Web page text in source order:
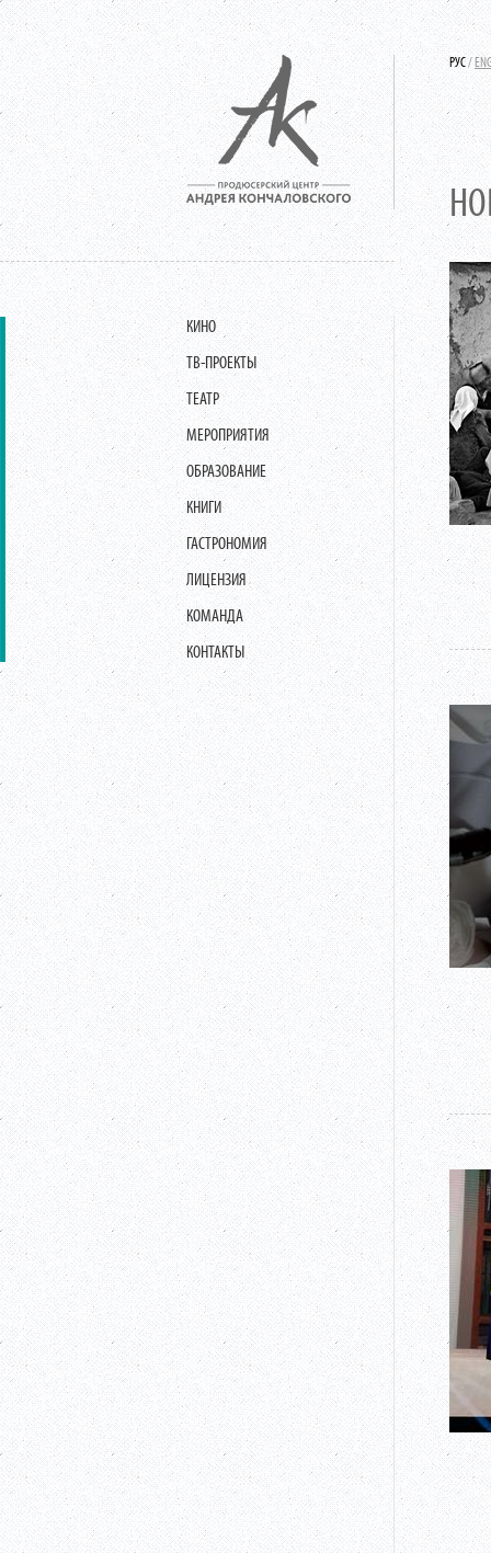
РУС/
КИНО
ТВ-ПРОЕКТЫ
ТЕАТР
МЕРОПРИЯТИЯ
ОБРАЗОВАНИЕ
КНИГИ
ГАСТРОНОМИЯ
ЛИЦЕНЗИЯ
КОМАНДА
КОНТАКТЫ